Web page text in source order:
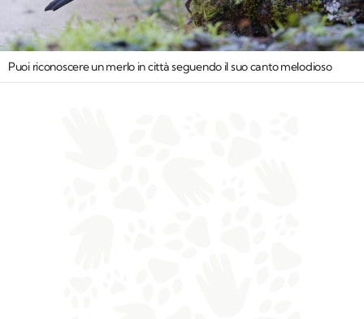
Puoi riconoscere un merlo in città seguendo il suo canto melodioso